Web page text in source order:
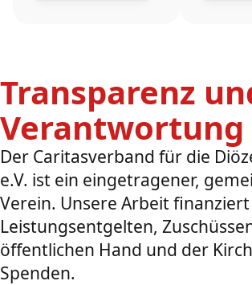
Transparenz
Verantwortung
Der Caritasverband für die
e.V. ist ein eingetragener,
Verein. Unsere Arbeit finanziert
Leistungsentgelten,
öffentlichen Hand und der
Spenden.